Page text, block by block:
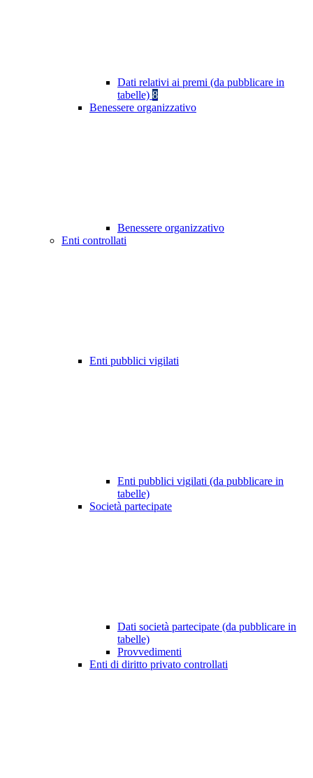
Dati relativi ai premi (da pubblicare in
tabelle) 8
Benessere organizzativo
Benessere organizzativo
Enti controllati
Enti pubblici vigilati
Enti pubblici vigilati (da pubblicare in
tabelle)
Società partecipate
Dati società partecipate (da pubblicare in
tabelle)
Provvedimenti
Enti di diritto privato controllati